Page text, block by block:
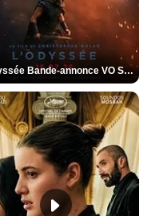
L'Odyssée Bande-annonce VO STFR